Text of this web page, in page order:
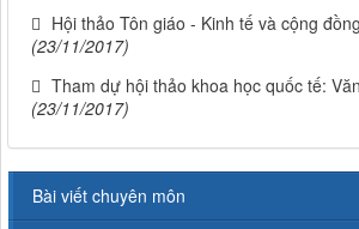
Hội thảo Tôn giáo - Kinh tế và cộng
(23/11/2017)
Tham dự hội thảo khoa học quốc tế:
(23/11/2017)
Bài viết chuyên môn